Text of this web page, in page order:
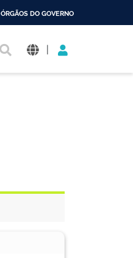
ÓRGÃOS DO GOVERNO
|